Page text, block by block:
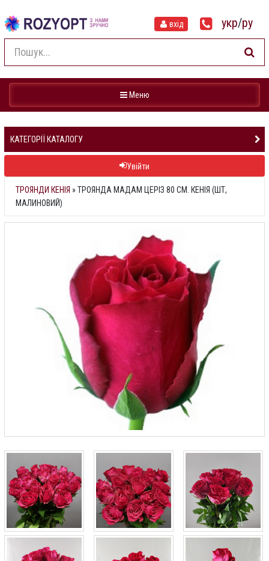
вхід укр/ру
Навігація
Меню
КАТЕГОРІЇ КАТАЛОГУ
Увійти
ТРОЯНДИ КЕНІЯ »ТРОЯНДА МАДАМ ЦЕРІЗ 80 СМ. КЕНІЯ (ШТ,
МАЛИНОВИЙ)